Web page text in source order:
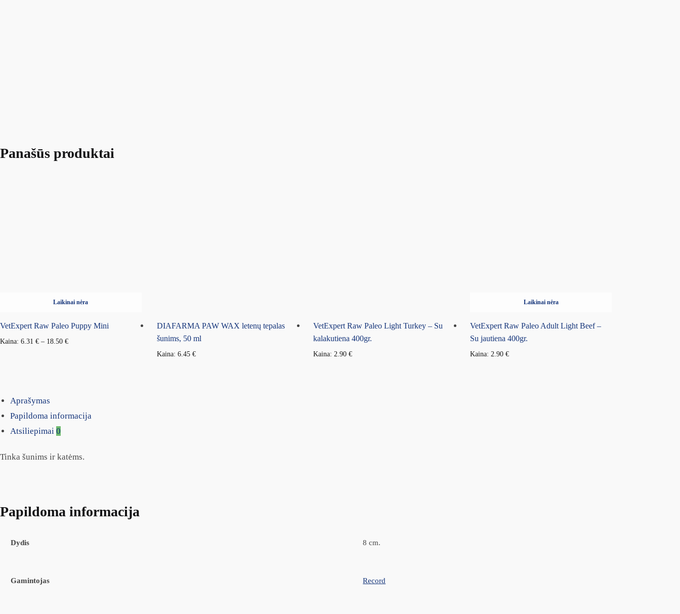
Panašūs produktai
Laikinai nėra
VetExpert Raw Paleo Puppy Mini
Kaina: 6.31 € – 18.50 €
DIAFARMA PAW WAX letenų tepalas
šunims, 50 ml
Kaina: 6.45 €
VetExpert Raw Paleo Light Turkey – Su
kalakutiena 400gr.
Kaina: 2.90€
Laikinai nėra
VetExpert Raw Paleo Adult Light Beef –
Su jautiena 400gr.
Kaina: 2.90€
Aprašymas
Papildoma informacija
Atsiliepimai 0
Tinka šunims ir katėms.
Papildoma informacija
Dydis 8 cm.
Gamintojas Record